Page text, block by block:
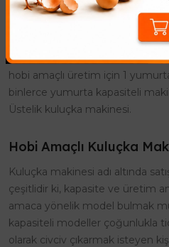
durumun kontrol altında
süre içerisinde, hedeflenen
olmaktadır. Kuluçka
yönelik kullanım için farklı
hobi amaçlı üretim için 1
binlerce yumurta kapasiteli
Üstelik kuluçka makinesi.
Hobi Amaçlı Kuluçka
Kuluçka makinesi adı altında
çeşitlidir ki, kapasite ve üretim
amaca yönelik model bulmak
kapasiteli modeller çoğunlukla
olarak civciv çıkarmak isteyen